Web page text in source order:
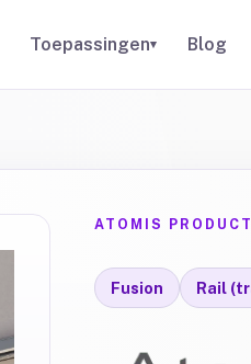
Toepassingen▾ Blog
ATOMIS
Fusion Rail